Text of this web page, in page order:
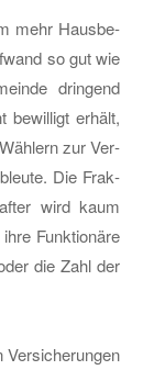
mehr Haus­be­
so gut wie
drin­gend
be­wil­ligt er­hält,
zur Ver­
Die Frak­
wird kaum
Funk­tio­nä­re
die Zahl der
Ver­si­che­run­gen